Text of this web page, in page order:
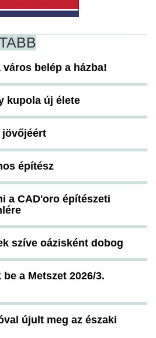
belép a házba!
kupola új élete
jövőjéért
építész
a CAD'oro építészeti
szíve oázisként dobog
a Metszet 2026/3.
újult meg az északi